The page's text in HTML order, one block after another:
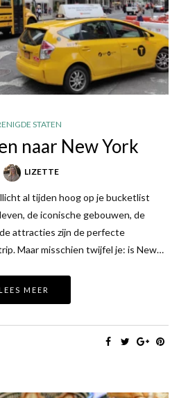
STATEN
naar New York
LIZETTE
al tijden hoog op je bucketlist
de iconische gebouwen, de
attracties zijn de perfecte
Maar misschien twijfel je: is New…
MEER